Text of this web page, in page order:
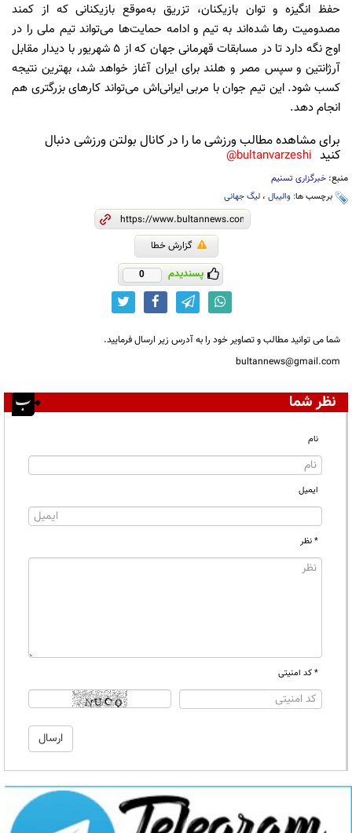
حفظ انگیزه و توان بازیکنان، تزریق به‌موقع بازیکنانی که از کمند
مصدومیت رها شده‌اند به تیم و ادامه حمایت‌ها می‌تواند تیم ملی را در
اوج نگه دارد تا در مسابقات قهرمانی جهان که از 5 شهریور با دیدار مقابل
آرژانتین و سپس مصر و هلند برای ایران آغاز خواهد شد، بهترین نتیجه
کسب شود. این تیم جوان با مربی ایرانی‌اش می‌تواند کارهای بزرگتری هم
انجام دهد.
برای مشاهده مطالب ورزشی ما را در کانال بولتن ورزشی دنبال
کنید bultanvarzeshi@
منبع: خبرگزاری تسنیم
برچسب ها: والیبال ، لیگ جهانی
گزارش خطا
پسندیدم 0
شما می توانید مطالب و تصاویر خود را به آدرس زیر ارسال فرمایید.
bultannews@gmail.com
نظر شما
نام
ایمیل
* نظر
* کد امنیتی